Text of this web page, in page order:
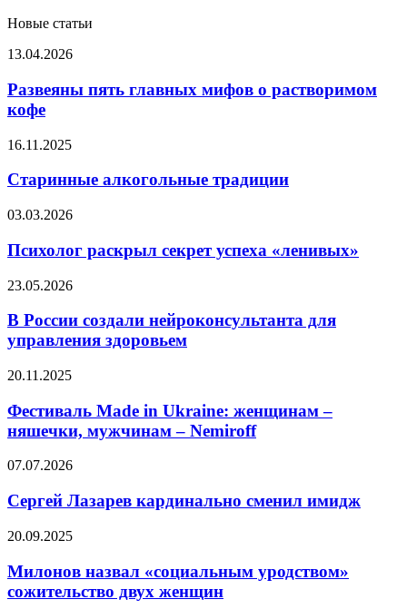
Новые статьи
Развеяны
главных
мифов
о
кофе
13.04.2026
Развеяны пять главных мифов о растворимом
кофе
Старинные
традиции
16.11.2025
Старинные алкогольные традиции
Психолог
секрет
успеха
«ленивых»
03.03.2026
Психолог раскрыл секрет успеха «ленивых»
В
создали
нейроконсультанта
для
здоровьем
23.05.2026
В России создали нейроконсультанта для
управления здоровьем
Фестиваль
in
Ukraine:
женщинам
няшечки,
–
20.11.2025
Фестиваль Made in Ukraine: женщинам –
няшечки, мужчинам – Nemiroff
Сергей
кардинально
сменил
имидж
07.07.2026
Сергей Лазарев кардинально сменил имидж
Милонов
«социальным
уродством»
сожительство
20.09.2025
Милонов назвал «социальным уродством»
сожительство двух женщин